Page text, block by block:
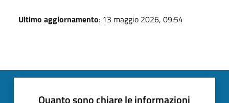
Ultimo aggiornamento: 13 maggio 2026, 09:54
Quanto sono chiare le informazioni